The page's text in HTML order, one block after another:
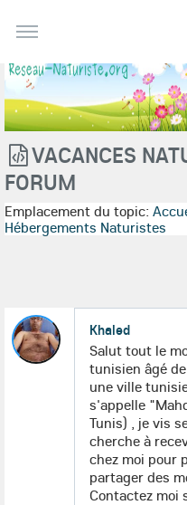
VACANCES
FORUM
Emplacement du topic:
Hébergements Naturistes
Khaled
Salut tout le
tunisien âgé
une ville
s'appelle
Tunis) , je vis
cherche à
chez moi pour
partager des
Contactez moi